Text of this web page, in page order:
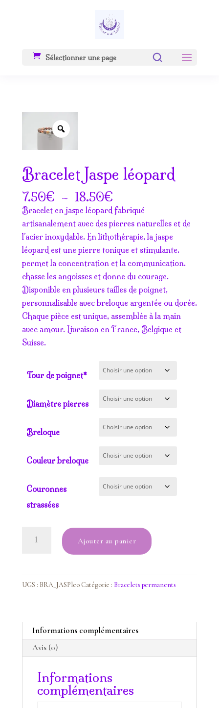
Sélectionner une page
Zoom
Bracelet Jaspe léopard
7.50€ – 18.50€Plage
de
prix :
7.50€
à
18.50€
Bracelet en jaspe léopard fabriqué
artisanalement avec des pierres naturelles et de
l’acier inoxydable. En lithothérapie, la jaspe
léopard est une pierre tonique et stimulante.
permet la concentration et la communication.
chasse les angoisses et donne du courage.
Disponible en plusieurs tailles de poignet,
personnalisable avec breloque argentée ou dorée.
Chaque pièce est unique, assemblée à la main
avec amour. Livraison en France, Belgique et
Suisse.
Tour de poignet*
Diamètre pierres
Breloque
Couleur breloque
Couronnes
strassées
léopard
Ajouter au panier
UGS : BRA_JASPleo Catégorie : Bracelets permanents
Informations complémentaires
Avis (0)
Informations
complémentaires